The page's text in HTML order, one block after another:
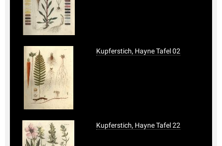
Kupferstich, Hayne Tafel 02
Kupferstich, Hayne Tafel 22